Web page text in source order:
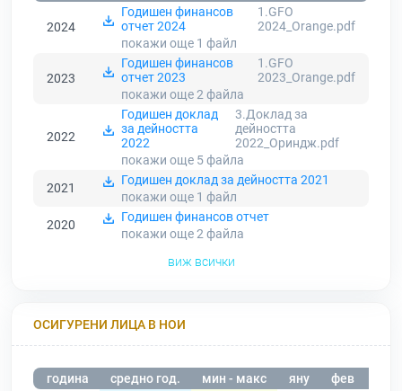
2024
Годишен финансов
отчет 2024
1.GFO
2024_Orange.pdf
покажи още 1 файл
2023
Годишен финансов
отчет 2023
1.GFO
2023_Orange.pdf
покажи още 2файла
2022
Годишен доклад
за дейността
2022
3.Доклад за
дейността
2022_Ориндж.pdf
покажи още 5файла
2021
Годишен доклад за дейността 2021
покажи още 1 файл
2020
Годишен финансов отчет
покажи още 2файла
виж всички
ОСИГУРЕНИ ЛИЦА В НОИ
година средно год. мин - макс яну фев